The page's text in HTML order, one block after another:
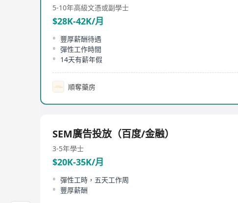
5-10年高級文憑或副學士
$28K-42K/月
豐厚薪酬待遇
彈性工作時間
14天有薪年假
順奪藥房
SEM廣告投放（百度/金融）
3-5年學士
$20K-35K/月
彈性工時，五天工作周
豐厚薪酬